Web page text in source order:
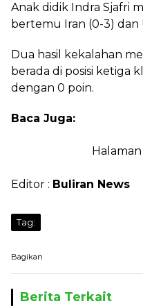
Anak didik Indra Sjafri
bertemu Iran (0-3) dan
Dua hasil kekalahan
berada di posisi ketiga
dengan 0 poin.
Baca Juga:
Halaman
Editor : Buliran News
Tag:
Bagikan
Berita Terkait